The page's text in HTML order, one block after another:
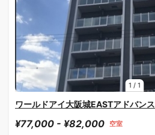
1 / 1
ワールドアイ大阪城EASTアドバンス
¥77,000 - ¥82,000 空室